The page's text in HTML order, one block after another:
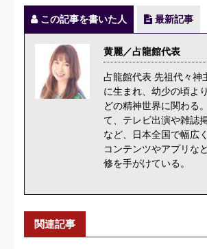
この記事を書いた人 最新記事
黄麗／占龍館代表
占龍館代表 先祖代々神
に生まれ、幼少の頃よ
どの精神世界に関わる
て、テレビ出演や雑誌
など、日本全国で幅広
コンテンツやアプリな
修を手がけている。
関連記事